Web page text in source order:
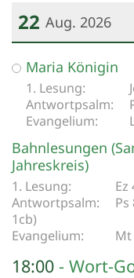
22 Aug. 2026
Datum: 22. August
Maria Königin
Bahnlesungen
Jahreskreis)
Ez
Ps
1cb)
Mt
18:00 Wort-